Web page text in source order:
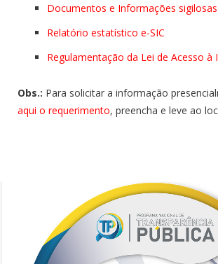
Documentos e Informações sigilosas
Relatório estatístico e-SIC
Regulamentação da Lei de Acesso à
Obs.: Para solicitar a informação
aqui o requerimento, preencha e leve ao